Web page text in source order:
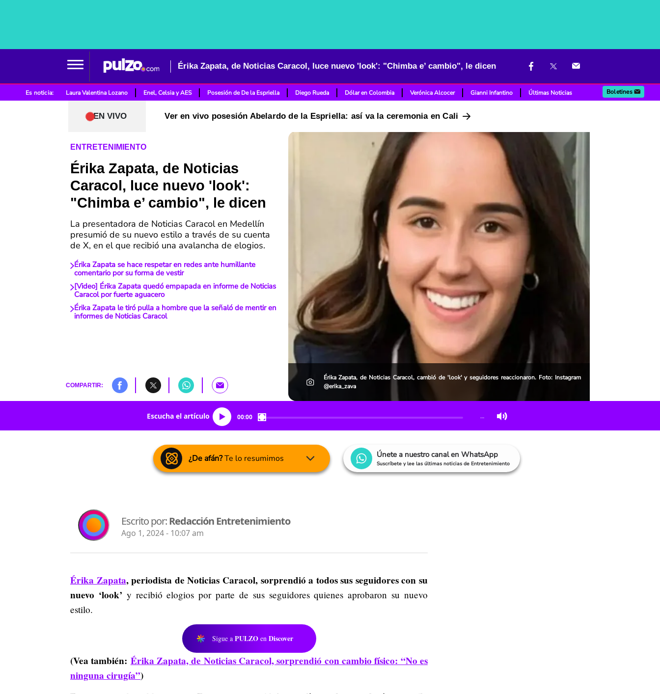
Érika Zapata, de Noticias Caracol, luce nuevo 'look': "Chimba e’ cambio", le dicen
Es noticia: Laura Valentina Lozano Enel, Celsia y AES Posesión de De la Espriella Diego Rueda Dólar en Colombia Verónica Alcocer Gianni Infantino Últimas Noticias Boletines
EN VIVO Ver en vivo posesión Abelardo de la Espriella: así va la ceremonia en Cali
ENTRETENIMIENTO
Érika Zapata, de Noticias
Caracol, luce nuevo 'look':
"Chimba e’ cambio", le dicen
La presentadora de Noticias Caracol en Medellín
presumió de su nuevo estilo a través de su cuenta
de X, en el que recibió una avalancha de elogios.
Érika Zapata se hace respetar en redes ante humillante
comentario por su forma de vestir
[Video] Érika Zapata quedó empapada en informe de Noticias
Caracol por fuerte aguacero
Érika Zapata le tiró pulla a hombre que la señaló de mentir en
informes de Noticias Caracol
COMPARTIR:
Érika Zapata, de Noticias Caracol, cambió de 'look' y seguidores reaccionaron. Foto: Instagram
@erika_zava
Escucha el artículo 00:00 …
¿De afán?Te lo resumimos Únete a nuestro canal en WhatsApp
Suscríbete y lee las últimas noticias de Entretenimiento
Escrito por:Redacción Entretenimiento
Ago 1, 2024 - 10:07 am
Érika Zapata, periodista de Noticias Caracol, sorprendió a todos sus seguidores con su
nuevo ‘look’ y recibió elogios por parte de sus seguidores quienes aprobaron su nuevo
estilo.
Sigue a PULZO en Discover
(Vea también: Érika Zapata, de Noticias Caracol, sorprendió con cambio físico: “No es
ninguna cirugía”)